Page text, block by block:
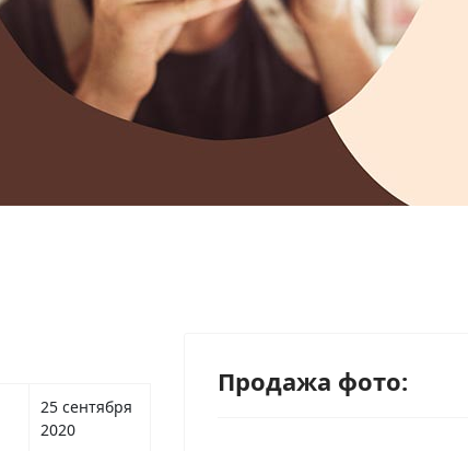
25 сентября
2020
Продажа фото: